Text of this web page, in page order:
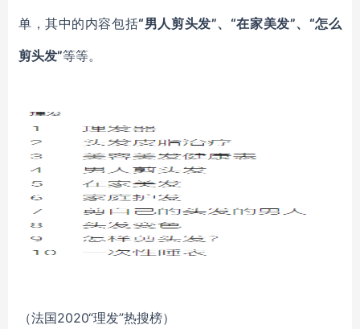
单，其中的内容包括“男人剪头发”、“在家美发”、“怎么
剪头发”等等。
（法国2020“理发”热搜榜）